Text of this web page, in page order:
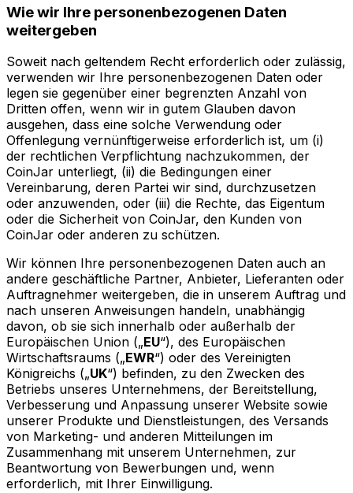
Wie wir Ihre personenbezogenen Daten
weitergeben
Soweit nach geltendem Recht erforderlich oder zulässig,
verwenden wir Ihre personenbezogenen Daten oder
legen sie gegenüber einer begrenzten Anzahl von
Dritten offen, wenn wir in gutem Glauben davon
ausgehen, dass eine solche Verwendung oder
Offenlegung vernünftigerweise erforderlich ist, um (i)
der rechtlichen Verpflichtung nachzukommen, der
CoinJar unterliegt, (ii) die Bedingungen einer
Vereinbarung, deren Partei wir sind, durchzusetzen
oder anzuwenden, oder (iii) die Rechte, das Eigentum
oder die Sicherheit von CoinJar, den Kunden von
CoinJar oder anderen zu schützen.
Wir können Ihre personenbezogenen Daten auch an
andere geschäftliche Partner, Anbieter, Lieferanten oder
Auftragnehmer weitergeben, die in unserem Auftrag und
nach unseren Anweisungen handeln, unabhängig
davon, ob sie sich innerhalb oder außerhalb der
Europäischen Union („EU“), des Europäischen
Wirtschaftsraums („EWR“) oder des Vereinigten
Königreichs („UK“) befinden, zu den Zwecken des
Betriebs unseres Unternehmens, der Bereitstellung,
Verbesserung und Anpassung unserer Website sowie
unserer Produkte und Dienstleistungen, des Versands
von Marketing- und anderen Mitteilungen im
Zusammenhang mit unserem Unternehmen, zur
Beantwortung von Bewerbungen und, wenn
erforderlich, mit Ihrer Einwilligung.